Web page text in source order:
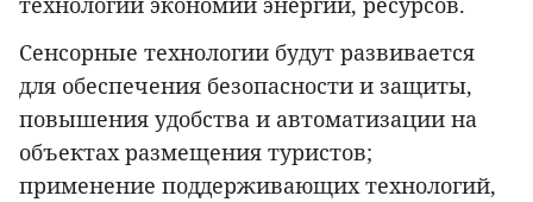
Сенсорные технологии будут развивается
для обеспечения безопасности и защиты,
повышения удобства и автоматизации на
объектах размещения туристов;
применение поддерживающих технологий,